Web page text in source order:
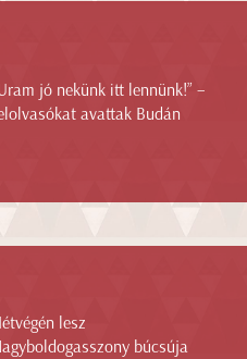
jó nekünk itt lennünk!” –
avattak Budán
lesz
búcsúja